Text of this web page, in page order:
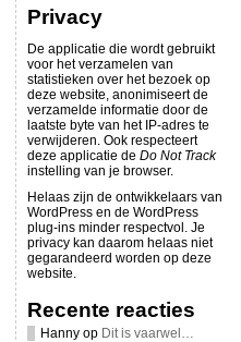
Privacy
De applicatie die wordt gebruikt
voor het verzamelen van
statistieken over het bezoek op
deze website, anonimiseert de
verzamelde informatie door de
laatste byte van het IP-adres te
verwijderen. Ook respecteert
deze applicatie de Do Not Track
instelling van je browser.
Helaas zijn de ontwikkelaars van
WordPress en de WordPress
plug-ins minder respectvol. Je
privacy kan daarom helaas niet
gegarandeerd worden op deze
website.
Recente reacties
Hannyop Dit is vaarwel…